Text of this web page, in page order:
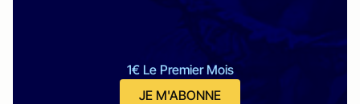
1€ Le Premier Mois
JE M'ABONNE